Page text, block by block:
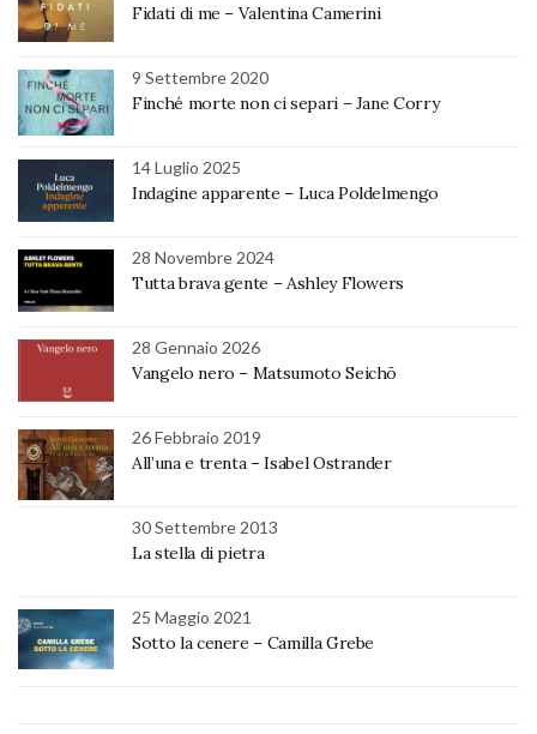
Fidati di me – Valentina Camerini
9 Settembre 2020
Finché morte non ci separi – Jane Corry
14 Luglio 2025
Indagine apparente – Luca Poldelmengo
28 Novembre 2024
Tutta brava gente – Ashley Flowers
28 Gennaio 2026
Vangelo nero – Matsumoto Seichō
26 Febbraio 2019
All’una e trenta – Isabel Ostrander
30 Settembre 2013
La stella di pietra
25 Maggio 2021
Sotto la cenere – Camilla Grebe